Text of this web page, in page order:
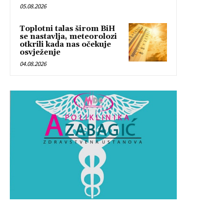
05.08.2026
Toplotni talas širom BiH
se nastavlja, meteorolozi
otkrili kada nas očekuje
osvježenje
04.08.2026